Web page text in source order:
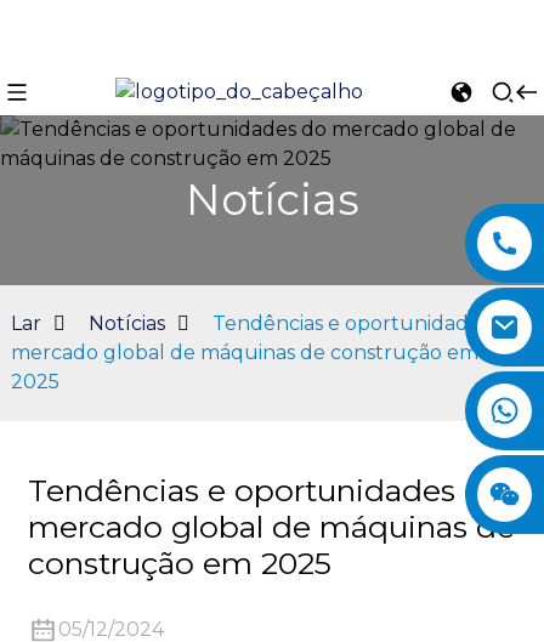
Notícias
Lar Notícias
Tendências e oportunidades do
mercado global de máquinas de construção em
2025
Tendências e oportunidades do
mercado global de máquinas de
construção em 2025
05/12/2024